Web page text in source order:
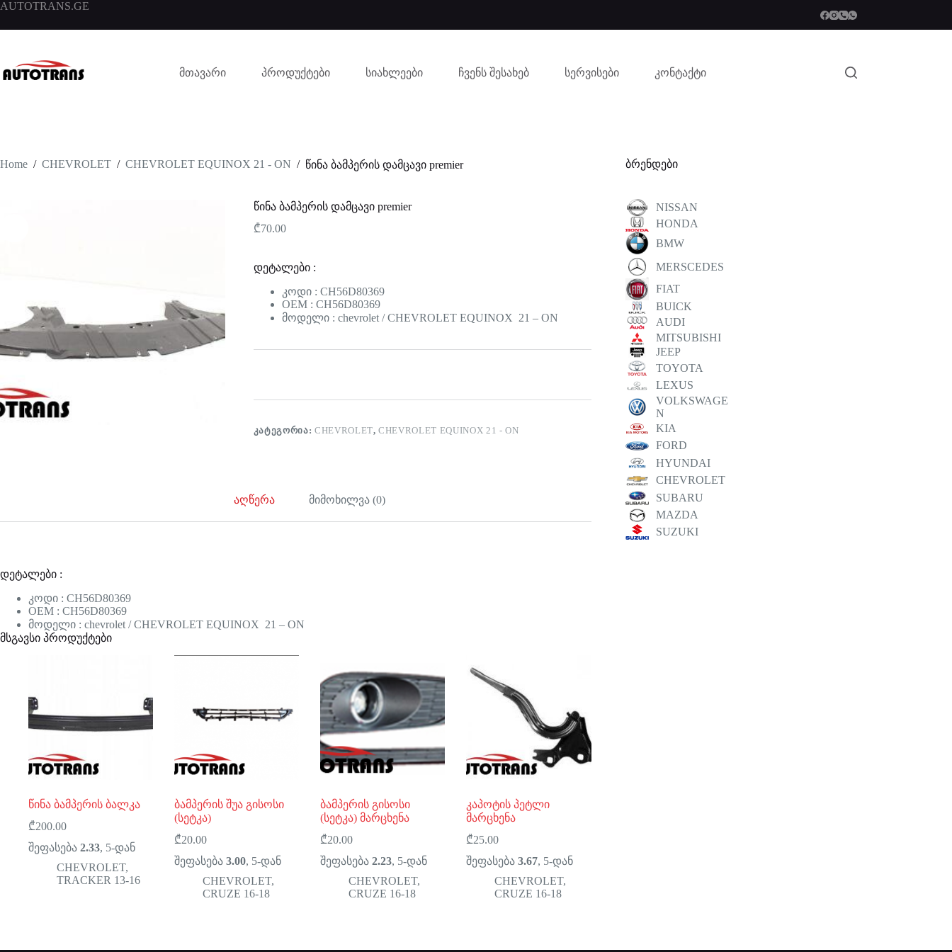
AUTOTRANS.GE
მთავარი პროდუქტები სიახლეები ჩვენს შესახებ სერვისები კონტაქტი
Home / CHEVROLET / CHEVROLET EQUINOX 21 - ON / წინა ბამპერის დამცავი premier
წინა ბამპერის დამცავი premier
₾70.00
დეტალები :
კოდი : CH56D80369
OEM : CH56D80369
მოდელი : chevrolet / CHEVROLET EQUINOX 21 – ON
ᲙᲐᲢᲔᲒᲝᲠᲘᲐ: CHEVROLET,CHEVROLET EQUINOX 21 - ON
აღწერა მიმოხილვა (0)
დეტალები :
კოდი : CH56D80369
OEM : CH56D80369
მოდელი : chevrolet / CHEVROLET EQUINOX 21 – ON
მსგავსი პროდუქტები
წინა ბამპერის ბალკა
₾200.00
შეფასება 2.33, 5-დან
CHEVROLET,
TRACKER 13-16
ბამპერის შუა გისოსი
(სეტკა)
₾20.00
შეფასება3.00, 5-დან
CHEVROLET,
CRUZE 16-18
ბამპერის გისოსი
(სეტკა) მარცხენა
₾20.00
შეფასება2.23, 5-დან
CHEVROLET,
CRUZE 16-18
კაპოტის პეტლი
მარცხენა
₾25.00
შეფასება3.67, 5-დან
CHEVROLET,
CRUZE 16-18
ბრენდები
NISSAN
HONDA
BMW
MERSCEDES
FIAT
BUICK
AUDI
MITSUBISHI
JEEP
TOYOTA
LEXUS
VOLKSWAGE
N
KIA
FORD
HYUNDAI
CHEVROLET
SUBARU
MAZDA
SUZUKI